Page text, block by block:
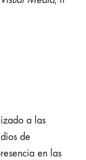
a las
de
en las